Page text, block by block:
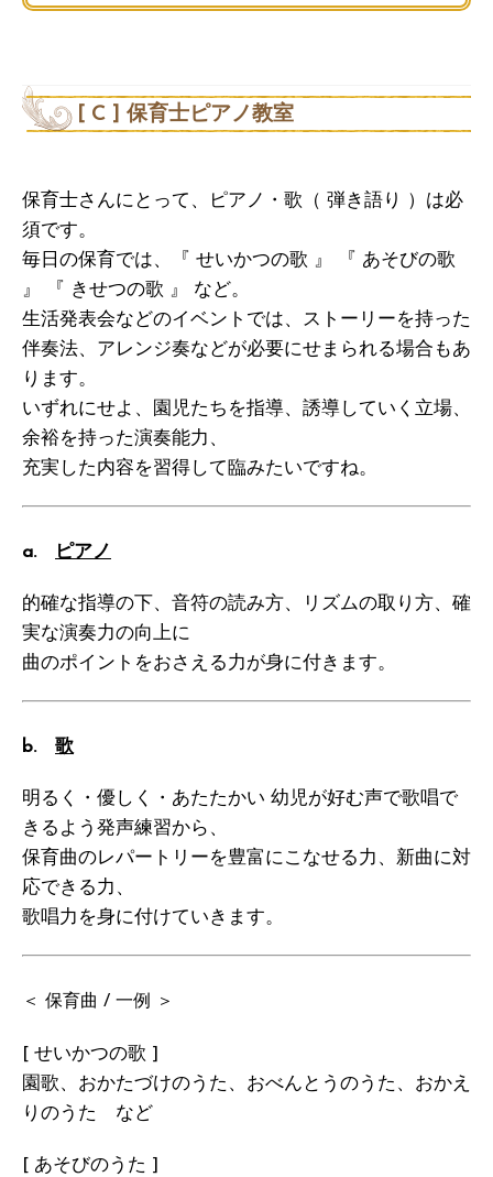
[ C ] 保育士ピアノ教室
保育士さんにとって、ピアノ・歌（ 弾き語り ）は必
須です。
毎日の保育では、『 せいかつの歌 』 『 あそびの歌
』 『 きせつの歌 』 など。
生活発表会などのイベントでは、ストーリーを持った
伴奏法、アレンジ奏などが必要にせまられる場合もあ
ります。
いずれにせよ、園児たちを指導、誘導していく立場、
余裕を持った演奏能力、
充実した内容を習得して臨みたいですね。
a. ピアノ
的確な指導の下、音符の読み方、リズムの取り方、確
実な演奏力の向上に
曲のポイントをおさえる力が身に付きます。
b. 歌
明るく・優しく・あたたかい 幼児が好む声で歌唱で
きるよう発声練習から、
保育曲のレパートリーを豊富にこなせる力、新曲に対
応できる力、
歌唱力を身に付けていきます。
＜ 保育曲 / 一例 ＞
[ せいかつの歌 ]
園歌、おかたづけのうた、おべんとうのうた、おかえ
りのうた など
[ あそびのうた ]